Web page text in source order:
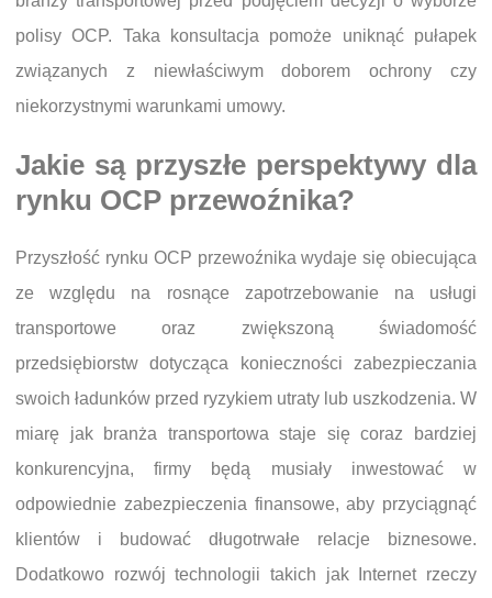
polisy OCP. Taka konsultacja pomoże uniknąć pułapek
związanych z niewłaściwym doborem ochrony czy
niekorzystnymi warunkami umowy.
Jakie są przyszłe perspektywy dla
rynku OCP przewoźnika?
Przyszłość rynku OCP przewoźnika wydaje się obiecująca
ze względu na rosnące zapotrzebowanie na usługi
transportowe oraz zwiększoną świadomość
przedsiębiorstw dotycząca konieczności zabezpieczania
swoich ładunków przed ryzykiem utraty lub uszkodzenia. W
miarę jak branża transportowa staje się coraz bardziej
konkurencyjna, firmy będą musiały inwestować w
odpowiednie zabezpieczenia finansowe, aby przyciągnąć
klientów i budować długotrwałe relacje biznesowe.
Dodatkowo rozwój technologii takich jak Internet rzeczy